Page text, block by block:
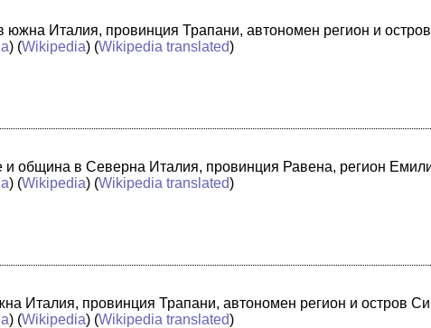
Италия, провинция Трапани, автономен регион и
) (Wikipedia) (Wikipedia translated)
и община в Северна Италия, провинция Равена, регион
) (Wikipedia) (Wikipedia translated)
Италия, провинция Трапани, автономен регион и остров
) (Wikipedia) (Wikipedia translated)